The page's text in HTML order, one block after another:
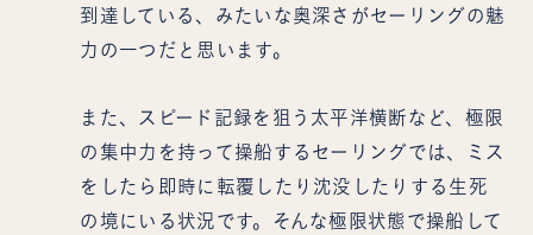
到達している、みたいな奥深さがセーリングの魅
力の一つだと思います。
また、スピード記録を狙う太平洋横断など、極限
の集中力を持って操船するセーリングでは、ミス
をしたら即時に転覆したり沈没したりする生死
の境にいる状況です。そんな極限状態で操船して